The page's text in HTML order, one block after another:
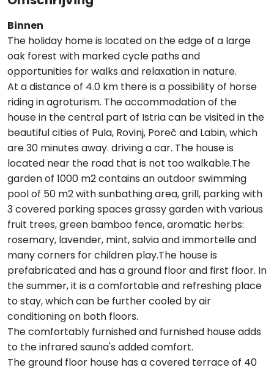
Binnen
The holiday home is located on the edge of a large
oak forest with marked cycle paths and
opportunities for walks and relaxation in nature.
At a distance of 4.0 km there is a possibility of horse
riding in agroturism. The accommodation of the
house in the central part of Istria can be visited in the
beautiful cities of Pula, Rovinj, Poreč and Labin, which
are 30 minutes away. driving a car. The house is
located near the road that is not too walkable.The
garden of 1000 m2 contains an outdoor swimming
pool of 50 m2 with sunbathing area, grill, parking with
3 covered parking spaces grassy garden with various
fruit trees, green bamboo fence, aromatic herbs:
rosemary, lavender, mint, salvia and immortelle and
many corners for children play.The house is
prefabricated and has a ground floor and first floor. In
the summer, it is a comfortable and refreshing place
to stay, which can be further cooled by air
conditioning on both floors.
The comfortably furnished and furnished house adds
to the infrared sauna's added comfort.
The ground floor house has a covered terrace of 40